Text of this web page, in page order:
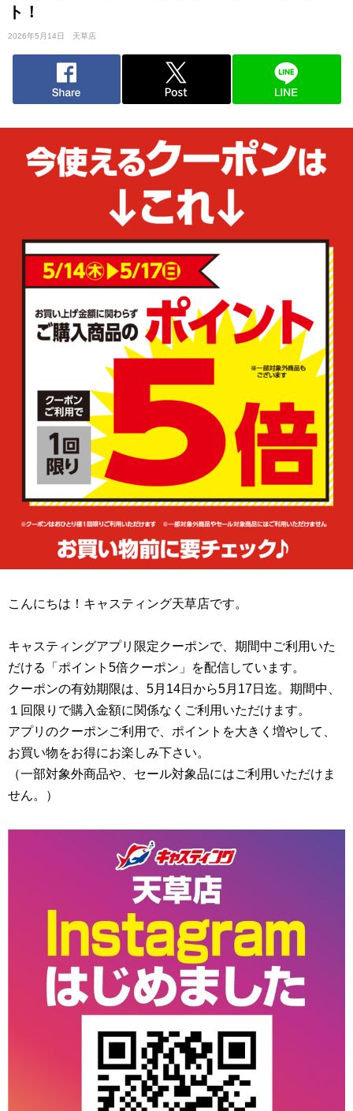
ト！
2026年5月14日 天草店
こんにちは！キャスティング天草店です。
キャスティングアプリ限定クーポンで、期間中ご利用いた
だける「ポイント5倍クーポン」を配信しています。
クーポンの有効期限は、5月14日から5月17日迄。期間中、
１回限りで購入金額に関係なくご利用いただけます。
アプリのクーポンご利用で、ポイントを大きく増やして、
お買い物をお得にお楽しみ下さい。
（一部対象外商品や、セール対象品にはご利用いただけま
せん。）